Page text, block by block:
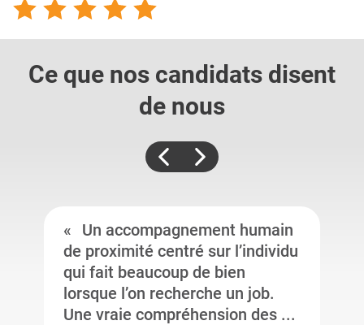
Ce que nos candidats disent
de nous
Un accompagnement humain
de proximité centré sur l’individu
qui fait beaucoup de bien
lorsque l’on recherche un job.
Une vraie compréhension des ...